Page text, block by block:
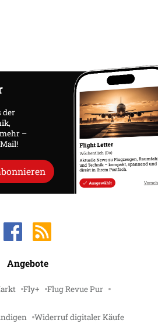
der
–
Angebote
Fly+ Flug Revue Pur
Widerruf digitaler Käufe